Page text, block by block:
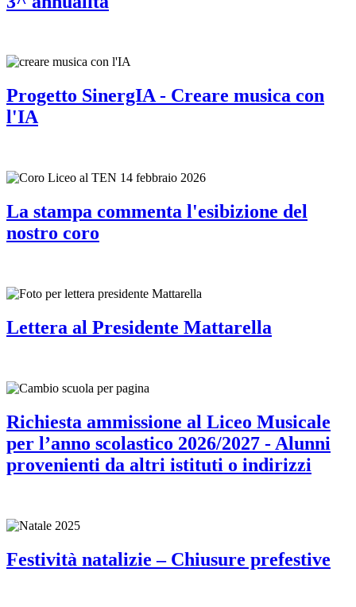
Progetto SinergIA - Creare musica con
l'IA
La stampa commenta l'esibizione del
nostro coro
Lettera al Presidente Mattarella
Richiesta ammissione al Liceo Musicale
per l’anno scolastico 2026/2027 - Alunni
provenienti da altri istituti o indirizzi
Festività natalizie – Chiusure prefestive